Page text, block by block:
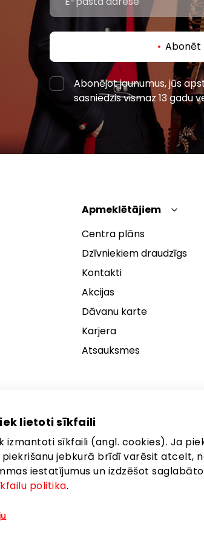
lietoti sīkfaili
izmantoti sīkfaili (angl. cookies). Ja
piekrišanu jebkurā brīdī varēsit atcelt,
iestatījumus un izdzēšot
politika.
Abonēt
Abonējot jaunumus, jūs
sasniedzis vismaz 13 gadu
Apmeklētājiem
Centra plāns
Dzīvniekiem draudzīgs
Kontakti
Akcijas
Dāvanu karte
Karjera
Atsauksmes